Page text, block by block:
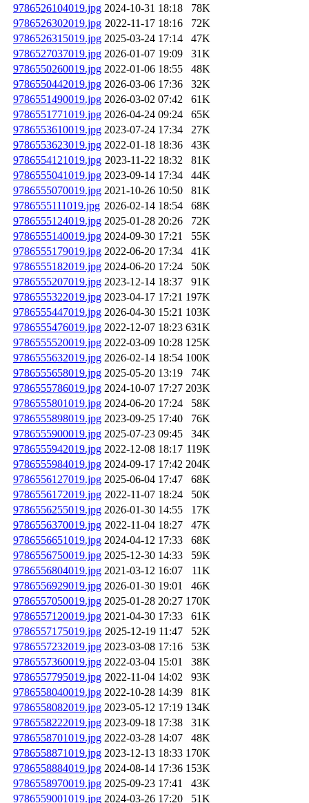
9786526104019.jpg 2024-10-31 18:18
78K
9786526302019.jpg 2022-11-17 18:16
72K
9786526315019.jpg 2025-03-24 17:14
47K
9786527037019.jpg 2026-01-07 19:09
31K
9786550260019.jpg 2022-01-06 18:55
48K
9786550442019.jpg 2026-03-06 17:36
32K
9786551490019.jpg 2026-03-02 07:42
61K
9786551771019.jpg 2026-04-24 09:24
65K
9786553610019.jpg 2023-07-24 17:34
27K
9786553623019.jpg 2022-01-18 18:36
43K
9786554121019.jpg 2023-11-22 18:32
81K
9786555041019.jpg 2023-09-14 17:34
44K
9786555070019.jpg 2021-10-26 10:50
81K
9786555111019.jpg 2026-02-14 18:54
68K
9786555124019.jpg 2025-01-28 20:26
72K
9786555140019.jpg 2024-09-30 17:21
55K
9786555179019.jpg 2022-06-20 17:34
41K
9786555182019.jpg 2024-06-20 17:24
50K
9786555207019.jpg 2023-12-14 18:37
91K
9786555322019.jpg 2023-04-17 17:21 197K
9786555447019.jpg 2026-04-30 15:21 103K
9786555476019.jpg 2022-12-07 18:23 631K
9786555520019.jpg 2022-03-09 10:28 125K
9786555632019.jpg 2026-02-14 18:54 100K
9786555658019.jpg 2025-05-20 13:19
74K
9786555786019.jpg 2024-10-07 17:27 203K
9786555801019.jpg 2024-06-20 17:24
58K
9786555898019.jpg 2023-09-25 17:40
76K
9786555900019.jpg 2025-07-23 09:45
34K
9786555942019.jpg 2022-12-08 18:17 119K
9786555984019.jpg 2024-09-17 17:42 204K
9786556127019.jpg 2025-06-04 17:47
68K
9786556172019.jpg 2022-11-07 18:24
50K
9786556255019.jpg 2026-01-30 14:55
17K
9786556370019.jpg 2022-11-04 18:27
47K
9786556651019.jpg 2024-04-12 17:33
68K
9786556750019.jpg 2025-12-30 14:33
59K
9786556804019.jpg 2021-03-12 16:07
11K
9786556929019.jpg 2026-01-30 19:01
46K
9786557050019.jpg 2025-01-28 20:27 170K
9786557120019.jpg 2021-04-30 17:33
61K
9786557175019.jpg 2025-12-19 11:47
52K
9786557232019.jpg 2023-03-08 17:16
53K
9786557360019.jpg 2022-03-04 15:01
38K
9786557795019.jpg 2022-11-04 14:02
93K
9786558040019.jpg 2022-10-28 14:39
81K
9786558082019.jpg 2023-05-12 17:19 134K
9786558222019.jpg 2023-09-18 17:38
31K
9786558701019.jpg 2022-03-28 14:07
48K
9786558871019.jpg 2023-12-13 18:33 170K
9786558884019.jpg 2024-08-14 17:36 153K
9786558970019.jpg 2025-09-23 17:41
43K
9786559001019.jpg 2024-03-26 17:20 51K